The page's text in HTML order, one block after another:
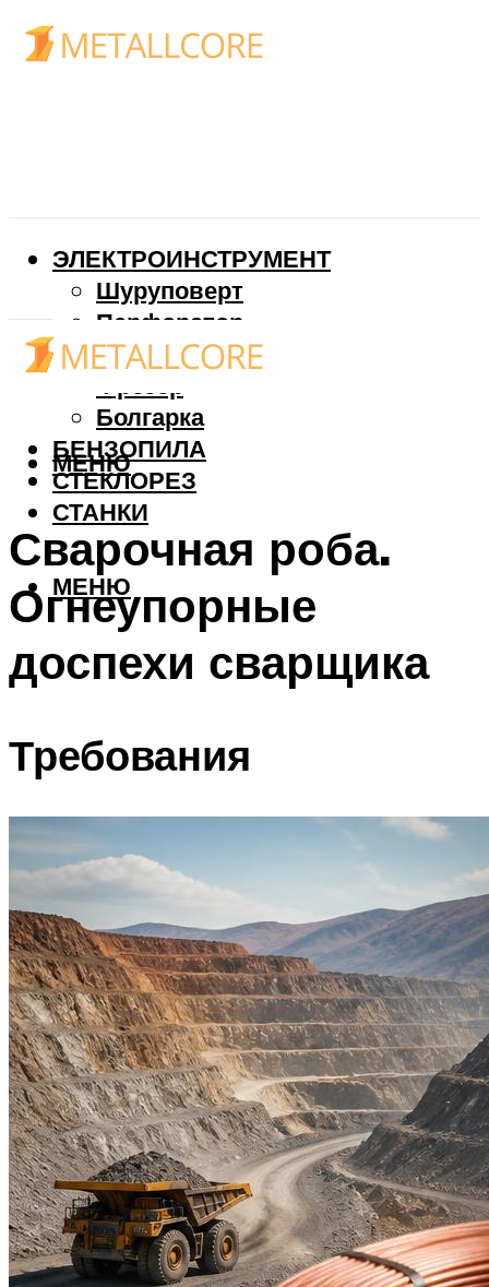
ЭЛЕКТРОИНСТРУМЕНТ
Шуруповерт
Перфоратор
Дрель
Фрезер
Болгарка
БЕНЗОПИЛА
СТЕКЛОРЕЗ
СТАНКИ
МЕНЮ
МЕНЮ
Сварочная роба.
Огнеупорные
доспехи сварщика
Требования